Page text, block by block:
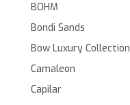
BOHM
Bondi Sands
Bow Luxury Collection
Camaleon
Capilar